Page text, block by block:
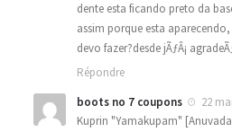
dente esta ficando preto da
assim porque esta
devo fazer?desde jÃƒÂ¡
Répondre
boots no 7 coupons
22
Kuprin "Yamakupam"